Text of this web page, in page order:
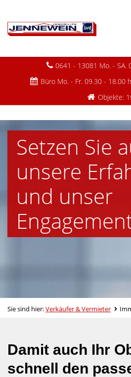
0641 - 13081 Mo. - SA.
Büro Mo. - Fr. 09.30 - 18.00
Objekte:
Setzen Sie
unsere
und unser
Sie sind hier:Verkäufer & Vermieter
Damit auch Ihr
schnell den